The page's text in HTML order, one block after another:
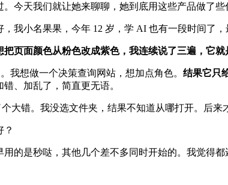
今天我们就让她来聊聊，她到底用这些产品做了些
，我小名果果，今年 12 岁，学 AI 也有一段时间了
把页面颜色从粉色改成紫色，我连续说了三遍，它就
我想做一个决策查询网站，想加点角色。 结果它只
、加乱了，简直更无语。
大错。我没选文件夹，结果不知道从哪打开。后
？
用的是秒哒，其他几个差不多同时开始的。我觉得